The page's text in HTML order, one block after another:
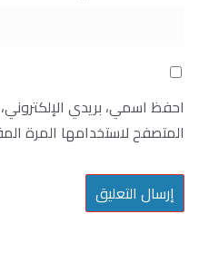
احفظ اسمي، بريدي
المتصفح لاستخدامها المرة